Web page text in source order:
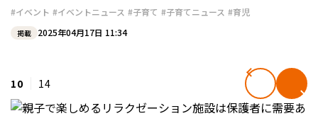
#イベント #イベントニュース #子育て #子育てニュース #育児
掲載 2025年04月17日 11:34
10 14